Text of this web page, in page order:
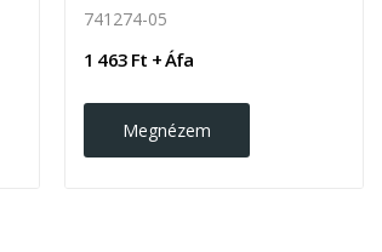
741274-05
1 463 Ft + Áfa
Megnézem